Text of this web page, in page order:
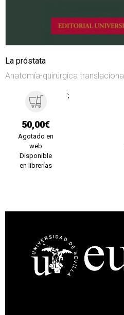
La próstata
Anatomía-quirúrgica translacional
50,00€
Agotado en
web
Disponible
en librerías
';